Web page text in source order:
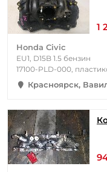
1
Honda Civic
EU1, D15B 1.5 бензин
17100-PLD-000,
Красноярск,